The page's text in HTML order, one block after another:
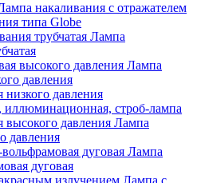
накаливания с отражателем
типа Globe
Лампа
Лампа
давления
низкого давления
иллюминационная, строб-лампа
Лампа
давления
Лампа
дуговая
Лампа с